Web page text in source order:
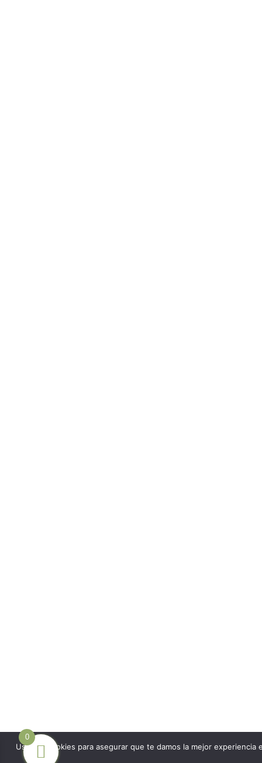
0
Usamos cookies para asegurar que te damos la mejor